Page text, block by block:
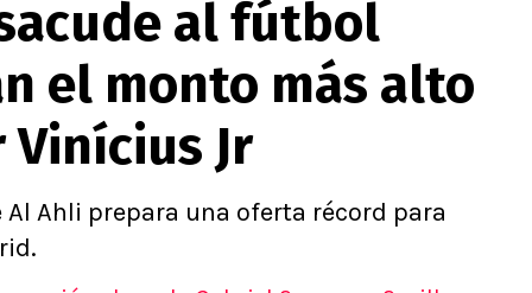
por el mundo
Fútbol Argentino
Fútbol Brasileño
Premier
Serie A
al fútbol
el monto más alto
Jr
Ahli prepara una oferta récord para